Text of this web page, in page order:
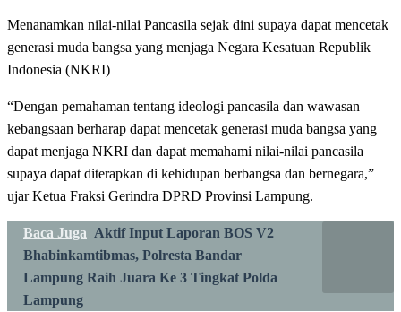
Menanamkan nilai-nilai Pancasila sejak dini supaya dapat mencetak
generasi muda bangsa yang menjaga Negara Kesatuan Republik
Indonesia (NKRI)
“Dengan pemahaman tentang ideologi pancasila dan wawasan
kebangsaan berharap dapat mencetak generasi muda bangsa yang
dapat menjaga NKRI dan dapat memahami nilai-nilai pancasila
supaya dapat diterapkan di kehidupan berbangsa dan bernegara,”
ujar Ketua Fraksi Gerindra DPRD Provinsi Lampung.
Baca Juga Aktif Input Laporan BOS V2
Bhabinkamtibmas, Polresta Bandar
Lampung Raih Juara Ke 3 Tingkat Polda
Lampung